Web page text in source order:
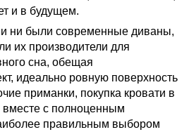
и в будущем.
ни были современные диваны,
их производители для
сна, обещая
идеально ровную поверхность
приманки, покупка кровати в
вместе с полноценным
правильным выбором